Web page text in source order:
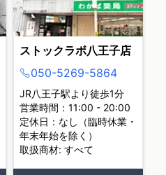
ストックラボ八王子店
050-5269-5864
JR八王子駅より徒歩1分
営業時間：11:00 - 20:00
定休日：なし（臨時休業・
年末年始を除く）
取扱商材: すべて